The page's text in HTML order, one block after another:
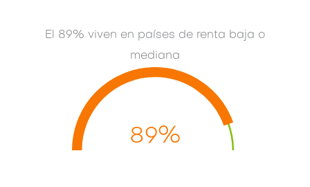
El 89% viven en países de renta baja o
mediana
89%